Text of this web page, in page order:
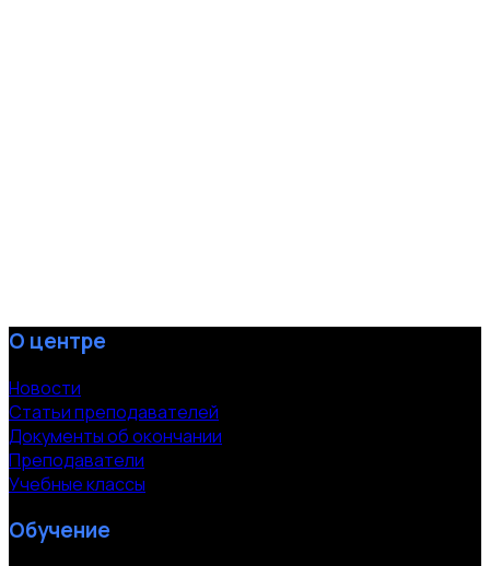
О центре
Новости
Статьи преподавателей
Документы об окончании
Преподаватели
Учебные классы
Обучение